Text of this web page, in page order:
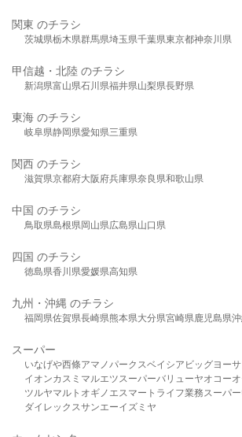
関東 のチラシ
茨城県栃木県群馬県埼玉県千葉県東京都神奈川県
甲信越・北陸 のチラシ
新潟県富山県石川県福井県山梨県長野県
東海 のチラシ
岐阜県静岡県愛知県三重県
関西 のチラシ
滋賀県京都府大阪府兵庫県奈良県和歌山県
中国 のチラシ
鳥取県島根県岡山県広島県山口県
四国 のチラシ
徳島県香川県愛媛県高知県
九州・沖縄 のチラシ
福岡県佐賀県長崎県熊本県大分県宮崎県鹿児島県
スーパー
いなげや西條アマノパークスベイシア ビッグヨー
イオンカスミ マルエツスーパーバリューヤオコー
ツルヤマルト オギノ エスマート ライフ業務スーパー
ダイレックスサンエーイズミヤ